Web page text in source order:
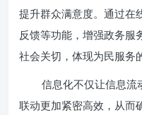
提升群众满意度。通过在
反馈等功能，增强政务服
社会关切，体现为民服务
信息化不仅让信息流
联动更加紧密高效，从而